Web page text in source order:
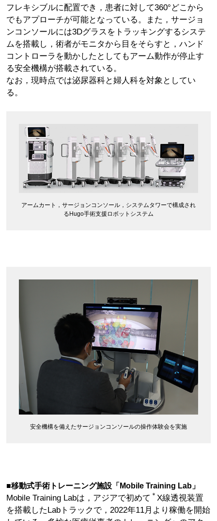
フレキシブルに配置でき，患者に対して360°どこから
でもアプローチが可能となっている。また，サージョ
ンコンソールには3Dグラスをトラッキングするシステ
ムを搭載し，術者がモニタから目をそらすと，ハンド
コントローラを動かしたとしてもアーム動作が停止す
る安全機構が搭載されている。
なお，現時点では泌尿器科と婦人科を対象としてい
る。
アームカート，サージョンコンソール，システムタワーで構成され
るHugo手術支援ロボットシステム
安全機構を備えたサージョンコンソールの操作体験会を実施
■移動式手術トレーニング施設「Mobile Training Lab」
Mobile Training Labは，アジアで初めて ＊ X線透視装置
を搭載したLabトラックで，2022年11月より稼働を開始